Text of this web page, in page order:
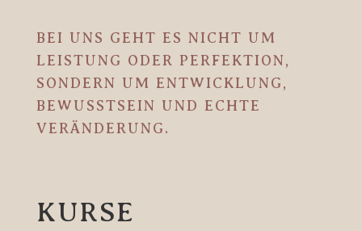
BEI UNS GEHT ES NICHT UM
LEISTUNG ODER PERFEKTION,
SONDERN UM ENTWICKLUNG,
BEWUSSTSEIN UND ECHTE
VERÄNDERUNG.
KURSE